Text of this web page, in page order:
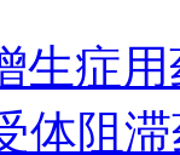
生症
体阻